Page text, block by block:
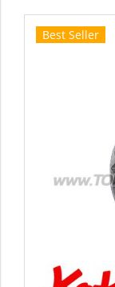
Best Seller